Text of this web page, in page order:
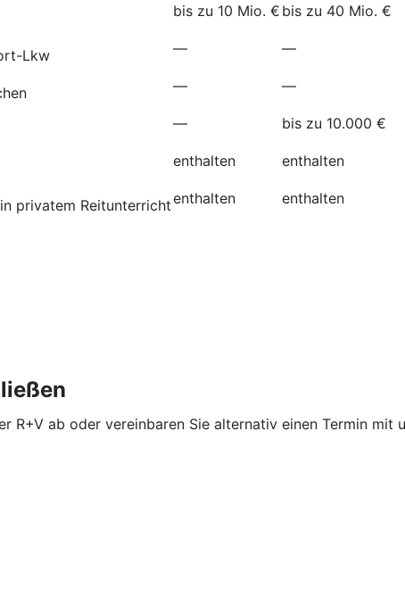
bis zu 10 Mio. € bis zu 40 Mio. €
Lkw — —
— —
— bis zu 10.000 €
enthalten enthalten
privatem Reitunterrichtenthalten enthalten
ab oder vereinbaren Sie alternativ einen Termin mit